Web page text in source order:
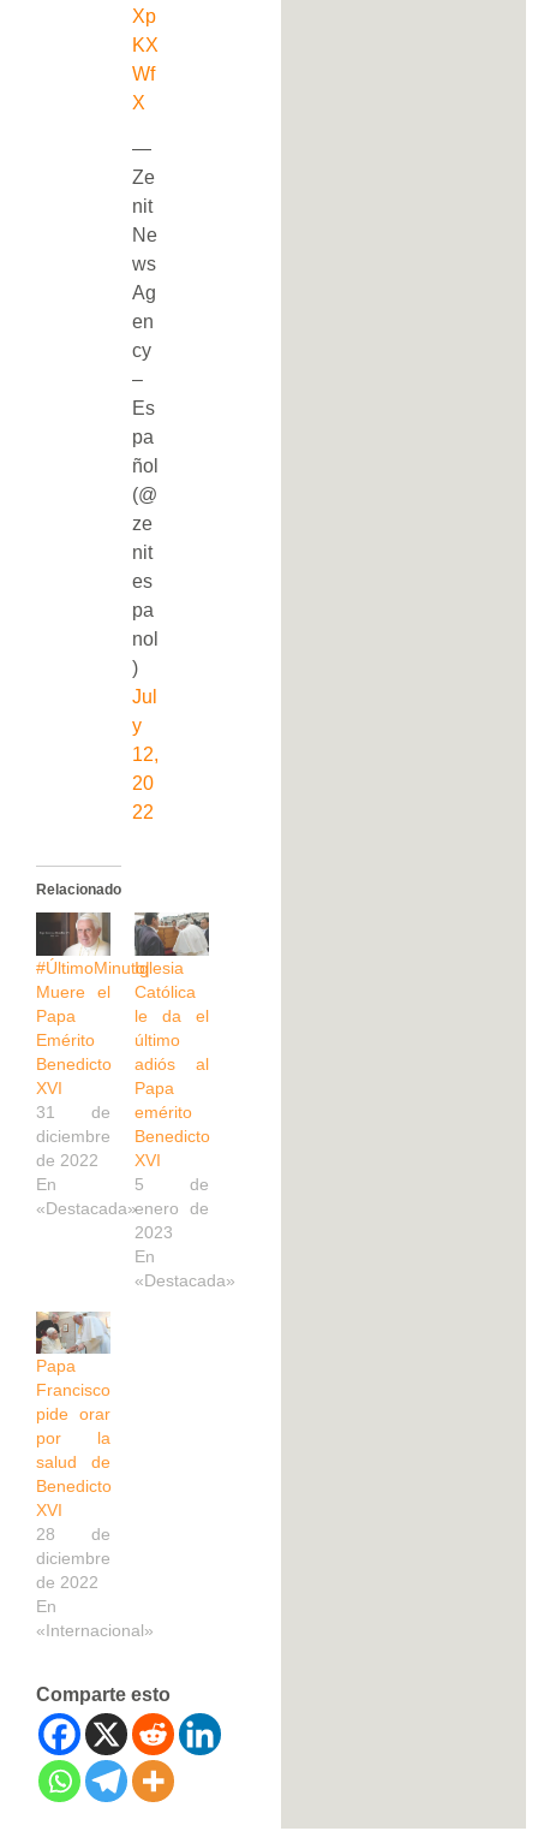
Xp
KX
Wf
X
—
Ze
nit
Ne
ws
Ag
en
cy
–
Es
pa
ñol
(@
ze
nit
es
pa
nol
)
Jul
y
12,
20
22
Relacionado
#ÚltimoMinuto|
Muere el
Papa
Emérito
Benedicto
XVI
31 de
diciembre
de 2022
En
«Destacada»
Iglesia
Católica
le da el
último
adiós al
Papa
emérito
Benedicto
XVI
5 de
enero de
2023
En
«Destacada»
Papa
Francisco
pide orar
por la
salud de
Benedicto
XVI
28 de
diciembre
de 2022
En
«Internacional»
Comparte esto